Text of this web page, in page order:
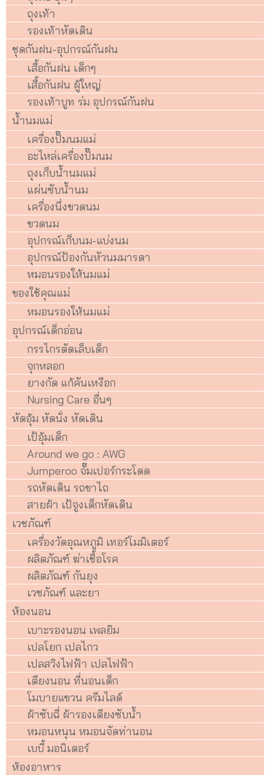
ถุงเท้า
รองเท้าหัดเดิน
ชุดกันฝน-อุปกรณ์กันฝน
เสื้อกันฝน เด็กๆ
เสื้อกันฝน ผู้ใหญ่
รองเท้าบูท ร่ม อุปกรณ์กันฝน
น้ำนมแม่
เครื่องปั๊มนมแม่
อะไหล่เครื่องปั๊มนม
ถุงเก็บน้ำนมแม่
แผ่นซับน้ำนม
เครื่องนึ่งขวดนม
ขวดนม
อุปกรณ์เก็บนม-แบ่งนม
อุปกรณ์ป้องกันหัวนมมารดา
หมอนรองให้นมแม่
ของใช้คุณแม่
หมอนรองให้นมแม่
อุปกรณ์เด็กอ่อน
กรรไกรตัดเล็บเด็ก
จุกหลอก
ยางกัด แก้คันเหงือก
Nursing Care อื่นๆ
หัดอุ้ม หัดนั่ง หัดเดิน
เป้อุ้มเด็ก
Around we go : AWG
Jumperoo จั๊มเปอร์กระโดด
รถหัดเดิน รถขาไถ
สายผ้า เป้จูงเด็กหัดเดิน
เวชภัณฑ์
เครื่องวัดอุณหภูมิ เทอร์โมมิเตอร์
ผลิตภัณฑ์ ฆ่าเชื้อโรค
ผลิตภัณฑ์ กันยุง
เวชภัณฑ์ และยา
ห้องนอน
เบาะรองนอน เพลยิม
เปลโยก เปลไกว
เปลสวิงไฟฟ้า เปลไฟฟ้า
เตียงนอน ที่นอนเด็ก
โมบายแขวน ครีมไลด์
ผ้าซับฉี่ ผ้ารองเตียงซับน้ำ
หมอนหนุน หมอนจัดท่านอน
เบบี้ มอนิเตอร์
ห้องอาหาร